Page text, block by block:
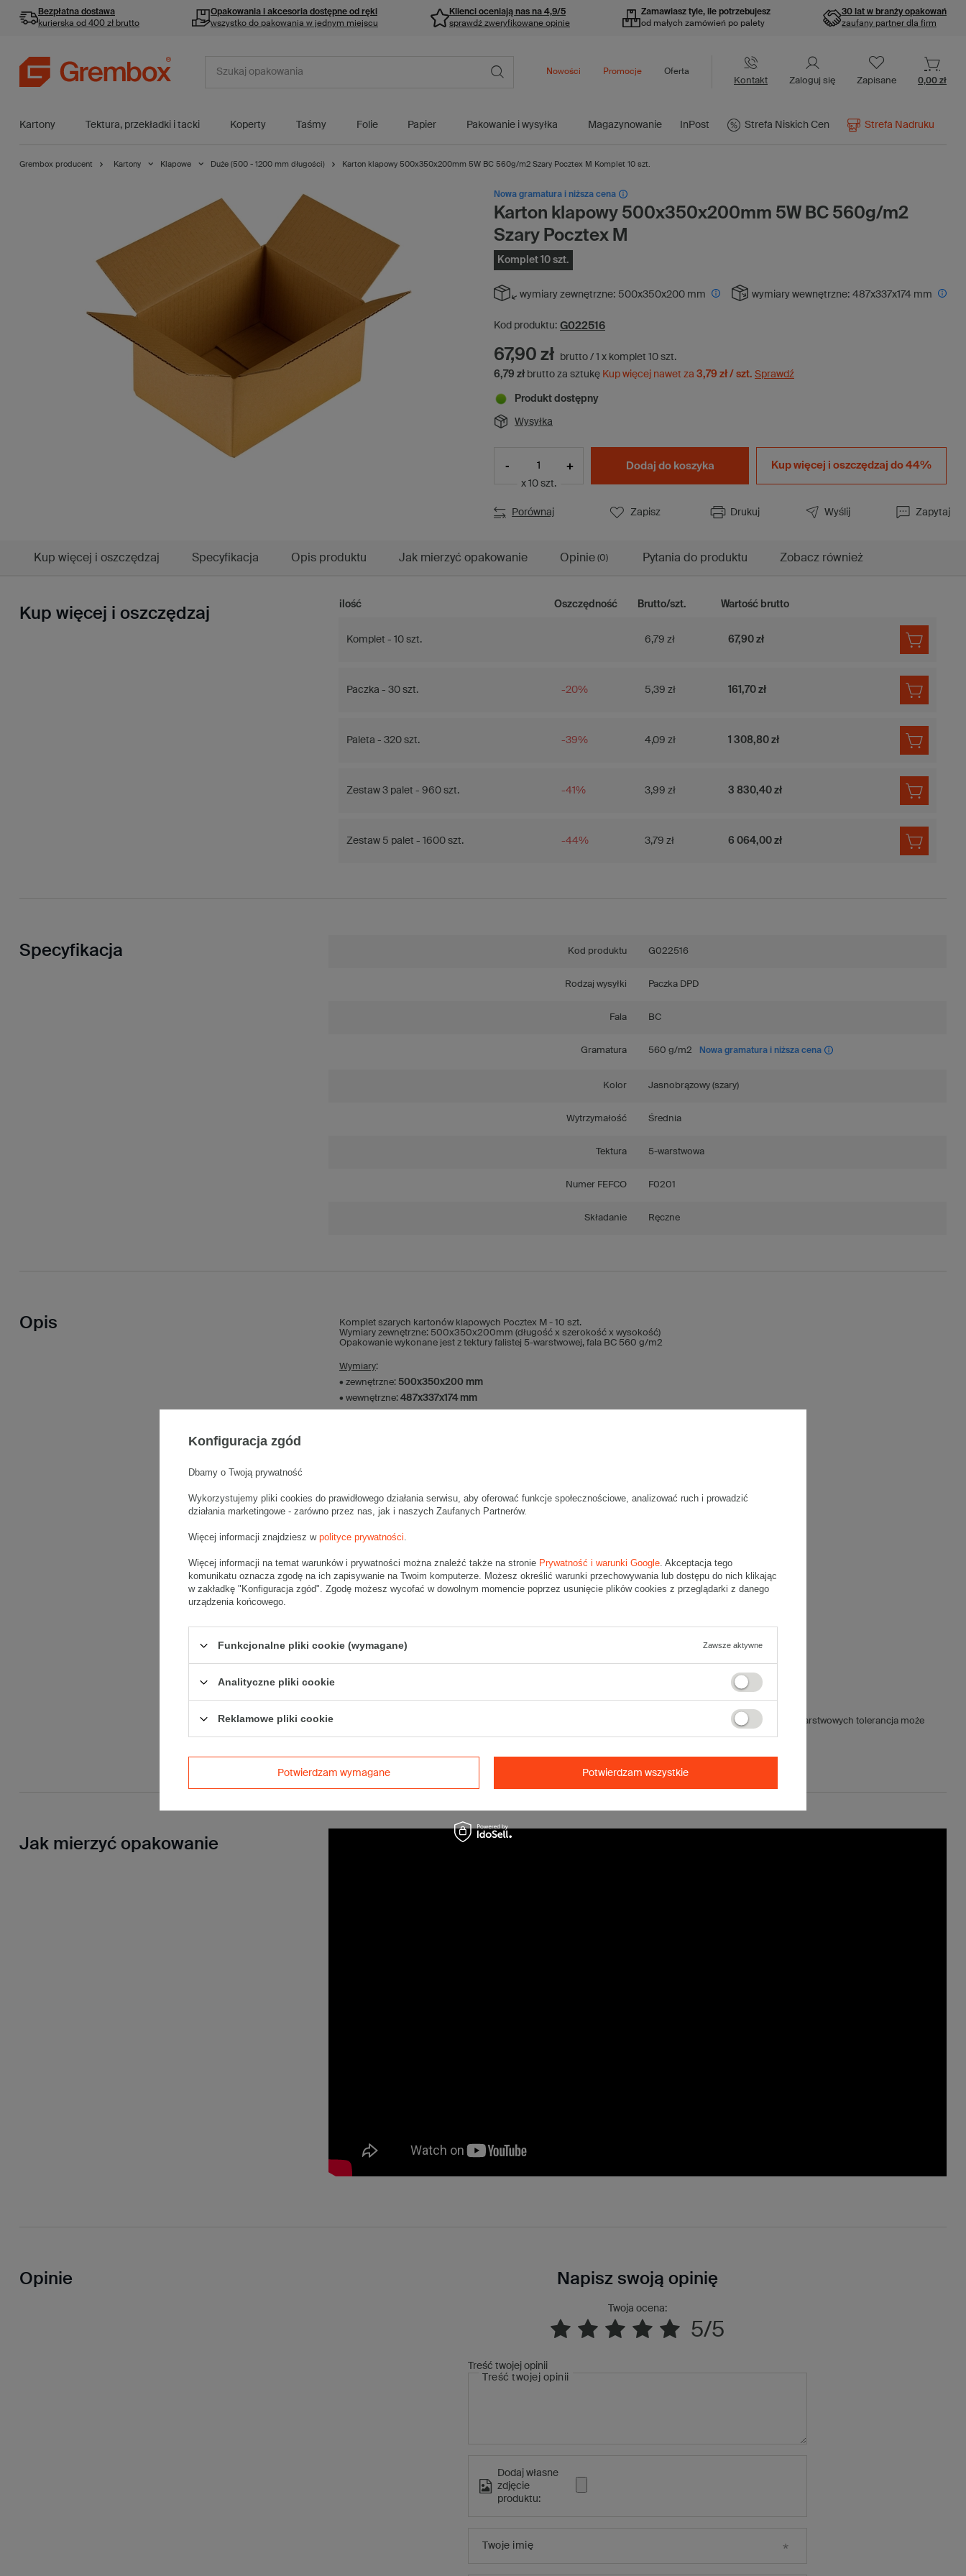
Bezpłatna dostawa
kurierska od 400 zł brutto
Opakowania i akcesoria dostępne od ręki
wszystko do pakowania w jednym miejscu
Klienci oceniają nas na 4,9/5
sprawdź zweryfikowane opinie
Zamawiasz tyle, ile potrzebujesz
od małych zamówień po palety
30 lat w branży opakowań
zaufany partner dla firm
Kontakt Zaloguj się Zapisane 0,00 zł
Kartony Tektura, przekładki i tacki Koperty Taśmy Folie Papier Pakowanie i wysyłka Magazynowanie InPost Strefa Niskich Cen Strefa Nadruku
Nowości Promocje Oferta
Grembox producent Kartony Klapowe Duże (500 - 1200 mm długości) Karton klapowy 500x350x200mm 5W BC 560g/m2 Szary Pocztex M Komplet 10 szt.
Nowa gramatura i niższa cena
Karton klapowy 500x350x200mm 5W BC 560g/m2
Szary Pocztex M
Komplet 10 szt.
wymiary zewnętrzne: 500x350x200 mm wymiary wewnętrzne: 487x337x174 mm
Kod produktu: G022516
67,90 zł brutto / 1 x komplet 10 szt.
6,79 zł brutto za sztukę Kup więcej nawet za 3,79 zł / szt. Sprawdź
Produkt dostępny
Wysyłka
- +
x 10 szt.
Dodaj do koszyka Kup więcej i oszczędzaj do 44%
Porównaj Zapisz Drukuj Wyślij Zapytaj
Kup więcej i oszczędzaj Specyfikacja Opis produktu Jak mierzyć opakowanie Opinie (0) Pytania do produktu Zobacz również
Kup więcej i oszczędzaj
ilość Oszczędność Brutto/szt. Wartość brutto
Komplet - 10 szt. 6,79 zł 67,90 zł
Paczka - 30 szt. -20% 5,39 zł 161,70 zł
Paleta - 320 szt. -39% 4,09 zł 1 308,80 zł
Zestaw 3 palet - 960 szt. -41% 3,99 zł 3 830,40 zł
Zestaw 5 palet - 1600 szt. -44% 3,79 zł 6 064,00 zł
Specyfikacja Kod produktu G022516
Rodzaj wysyłki Paczka DPD
Fala BC
Gramatura 560 g/m2 Nowa gramatura i niższa cena
Kolor Jasnobrązowy (szary)
Wytrzymałość Średnia
Tektura 5-warstwowa
Numer FEFCO F0201
Składanie Ręczne
Opis
Komplet szarych kartonów klapowych Pocztex M - 10 szt.
Wymiary zewnętrzne: 500x350x200mm (długość x szerokość x wysokość)
Opakowanie wykonane jest z tektury falistej 5-warstwowej, fala BC 560 g/m2
Wymiary:
• zewnętrzne: 500x350x200 mm
• wewnętrzne: 487x337x174 mm
• kolor:Szary
• typ fefco:F0201
Karton nadaje się do pakowania wysyłek kurierskich:
• Orlen Paczka L
Tolerancja wymiarów wynikająca z parametrów pracy maszyn produkcyjnych wynosi ±5mm (dla kartonów 5-warstwowych tolerancja może
być większa ze względu na grubość tektury).
Jak mierzyć opakowanie
Opinie Napisz swoją opinię
Twoja ocena:
5/5
Treść twojej opinii
Treść twojej opinii
Dodaj własne
zdjęcie
produktu:
Twoje imię
Konfiguracja zgód
Dbamy o Twoją prywatność
Wykorzystujemy pliki cookies do prawidłowego działania serwisu, aby oferować funkcje społecznościowe, analizować ruch i prowadzić
działania marketingowe - zarówno przez nas, jak i naszych Zaufanych Partnerów.
Więcej informacji znajdziesz w polityce prywatności.
Więcej informacji na temat warunków i prywatności można znaleźć także na stronie Prywatność i warunki Google. Akceptacja tego
komunikatu oznacza zgodę na ich zapisywanie na Twoim komputerze. Możesz określić warunki przechowywania lub dostępu do nich klikając
w zakładkę "Konfiguracja zgód". Zgodę możesz wycofać w dowolnym momencie poprzez usunięcie plików cookies z przeglądarki z danego
urządzenia końcowego.
Funkcjonalne pliki cookie (wymagane) Zawsze aktywne
Analityczne pliki cookie
Reklamowe pliki cookie
Potwierdzam wymagane Potwierdzam wszystkie